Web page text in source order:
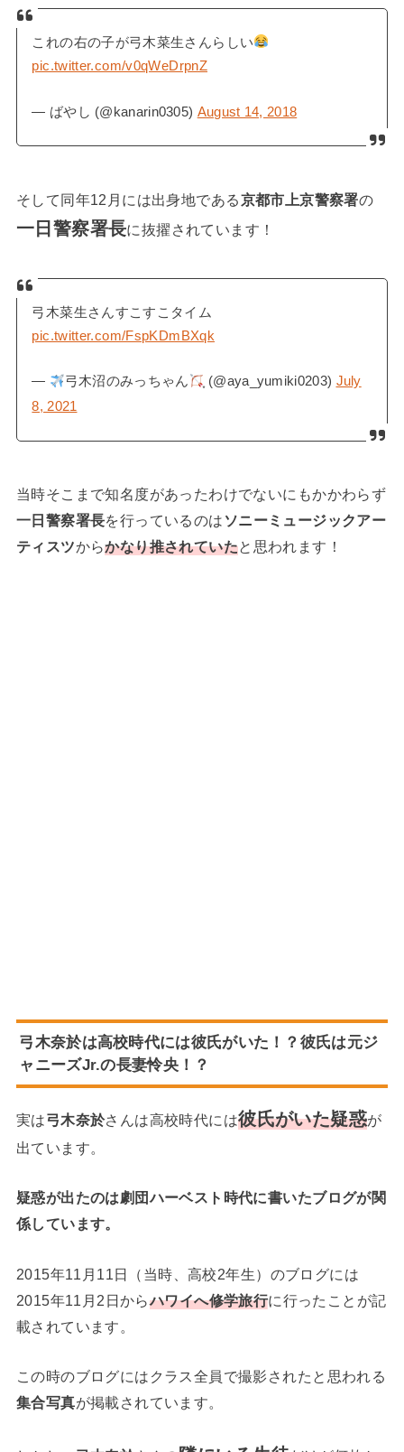
これの右の子が弓木菜生さんらしい
pic.twitter.com/v0qWeDrpnZ
— ばやし (@kanarin0305) August 14, 2018
そして同年12月には出身地である京都市上京警察署の
一日警察署長に抜擢されています！
弓木菜生さんすこすこタイム
pic.twitter.com/FspKDmBXqk
— 弓木沼のみっちゃん ͙ (@aya_yumiki0203) July
8, 2021
当時そこまで知名度があったわけでないにもかかわらず
一日警察署長を行っているのは ソニーミュージックアー
ティスツからかなり推されていたと思われます！
弓木奈於は高校時代には彼氏がいた！？彼氏は元ジ
ャニーズJr.の長妻怜央！？
実は弓木奈於さんは高校時代には彼氏がいた疑惑が
出ています。
疑惑が出たのは劇団ハーベスト時代に書いたブログが関
係しています。
2015年11月11日（当時、高校2年生）のブログには
2015年11月2日からハワイへ修学旅行に行ったことが記
載されています。
この時のブログにはクラス全員で撮影されたと思われる
集合写真が掲載されています。